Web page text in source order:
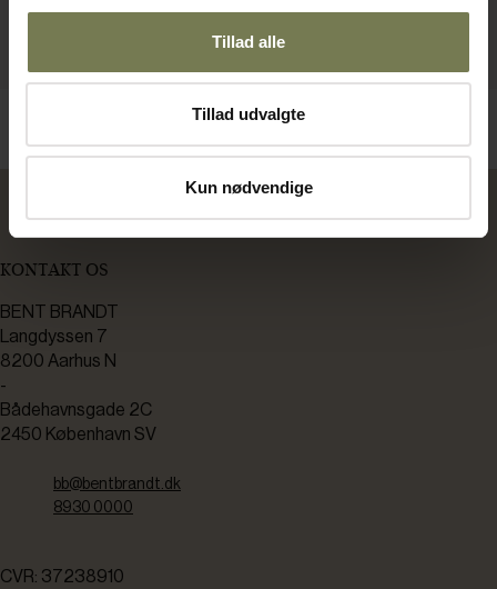
Tillad alle
Tillad udvalgte
Kun nødvendige
KONTAKT OS
BENT BRANDT
Langdyssen 7
8200 Aarhus N
-
Bådehavnsgade 2C
2450 København SV
bb@bentbrandt.dk
8930 0000
CVR: 37238910